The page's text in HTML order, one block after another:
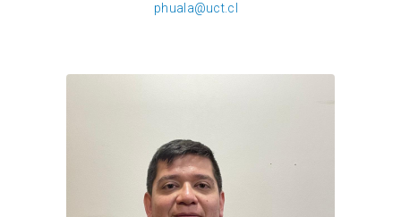
phuala@uct.cl